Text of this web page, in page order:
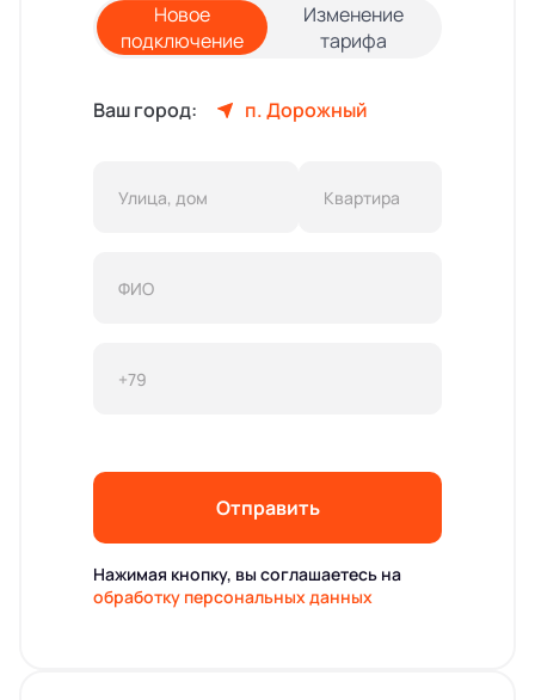
Новое
подключение
Изменение
тарифа
Ваш город: п. Дорожный
Отправить
Нажимая кнопку, вы соглашаетесь на
обработку персональных данных